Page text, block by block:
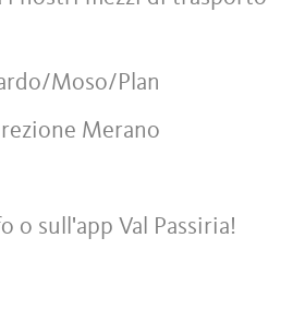
Moso/Plan
Merano
sull'app Val Passiria!